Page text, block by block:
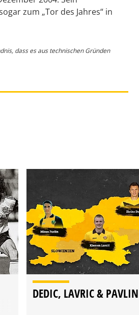
zum „Tor des Jahres“ in
dass es aus technischen Gründen
DEDIC, LAVRIC & PAVLIN